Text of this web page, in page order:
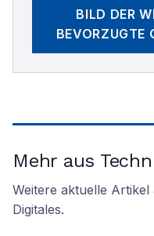
BILD DER
BEVORZUGTE
Mehr aus
Weitere aktuelle
Digitales.